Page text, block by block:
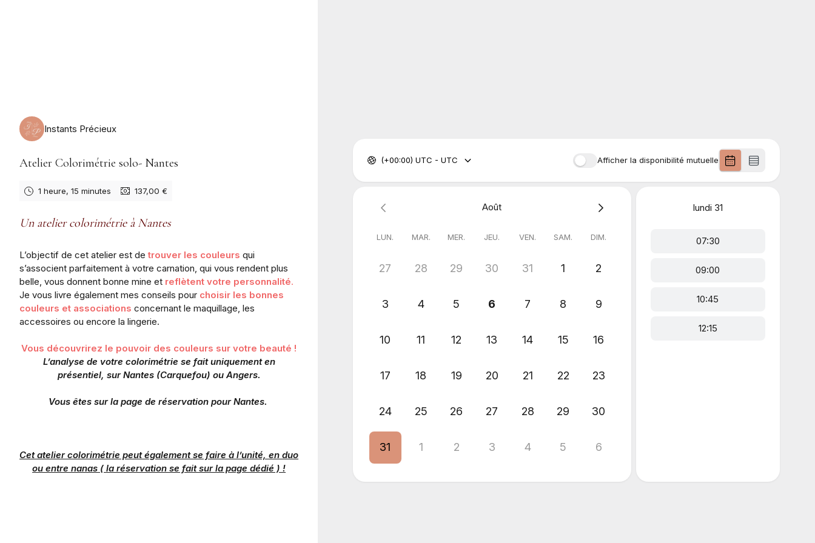
Instants Précieux
Atelier Colorimétrie solo- Nantes
1 heure, 15 minutes 137,00 €
Un atelier colorimétrie à Nantes
L’objectif de cet atelier est detrouver les couleurs qui
s’associent parfaitement à votre carnation, qui vous rendent plus
belle, vous donnent bonne mine et reflètent votre personnalité.
Je vous livre également mes conseils pour choisir les bonnes
couleurs et associations concernant le maquillage, les
accessoires ou encore la lingerie.
Vous découvrirez le pouvoir des couleurs sur votre beauté !
L’analyse de votre colorimétrie se fait uniquement en
présentiel, sur Nantes (Carquefou) ou Angers.
Vous êtes sur la page de réservation pour Nantes.
Cet atelier colorimétrie peut également se faire à l’unité, en duo
ou entre nanas ( la réservation se fait sur la page dédié ) !
Afficher la disponibilité mutuelle
(+00:00) UTC - UTC
Août
LUN. MAR. MER. JEU. VEN. SAM. DIM.
27 28 29 30 31 1 2
3 4 5 6 7 8 9
10 11 12 13 14 15 16
17 18 19 20 21 22 23
24 25 26 27 28 29 30
31 1 2 3 4 5 6
lundi 31
07:30
09:00
10:45
12:15